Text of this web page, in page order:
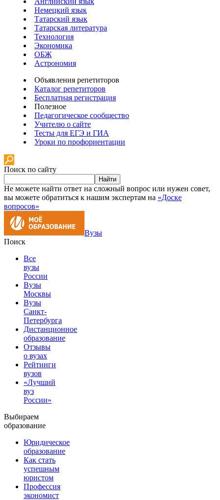
Немецкий язык
Татарский язык
Татарская литература
Технология
Экономика
ОБЖ
Астрономия
Объявления репетиторов
Каталог репетиторов
Бесплатная регистрация
Полезное
Педагогическое сообщество
Учителю о сайте
Тесты для ЕГЭ и ГИА
Уроки по профориентации
Поиск по сайту
Найти
Не можете найти ответ на сложный вопрос или нужен совет,
вы можете обратиться к нашим экспертам на «Доске
вопросов»
Вузы
Поиск
Все
вузы
России
Вузы
Москвы
Вузы
Санкт-
Петербурга
Дистанционное
образование
Отзывы
о вузах
Рейтинги
вузов
«Лучший
вуз
России»
Выбираем
образование
Юридическое
образование
Как стать
успешным
юристом
Профессия
экономист